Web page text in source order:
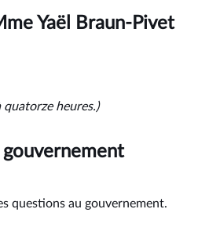
Yaël Braun-Pivet
quatorze heures.)
questions au gouvernement.